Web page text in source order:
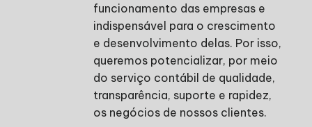
funcionamento das empresas e
indispensável para o crescimento
e desenvolvimento delas. Por isso,
queremos potencializar, por meio
do serviço contábil de qualidade,
transparência, suporte e rapidez,
os negócios de nossos clientes.